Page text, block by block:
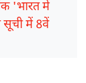
'भारत में
सूची में 8वें